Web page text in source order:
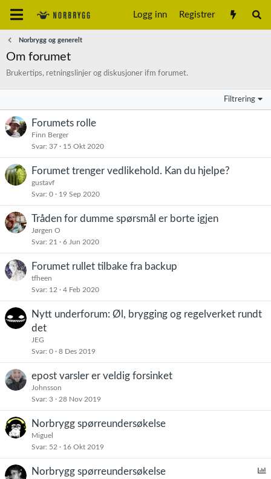
Logg inn Registrer
Norbrygg og generelt
Om forumet
Brukertips, retningslinjer og diskusjoner ifm forumet.
Filtrering
Forumets rolle
Finn Berger
Svar 37 15 Okt 2020
Forumet trenger vedlikehold. Kan du hjelpe?
gustavf
Svar 0 19 Sep 2020
Tråden for dumme spørsmål er borte igjen
Jørgen O
Svar 21 6 Jun 2020
Forumet rullet tilbake fra backup
tfheen
Svar 12 4 Feb 2020
Nytt underforum: Øl, brygging og regelverket rundt
det
JEG
Svar 0 8 Des 2019
epost varsler er veldig forsinket
Johnsson
Svar 3 28 Nov 2019
Norbrygg spørreundersøkelse
Miguel
Svar 52 16 Okt 2019
A
Norbrygg spørreundersøkelse